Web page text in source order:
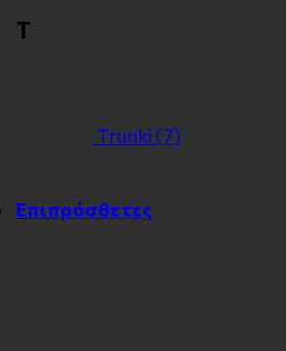
Τ
Τrunki (7)
Επιπρόσθετες